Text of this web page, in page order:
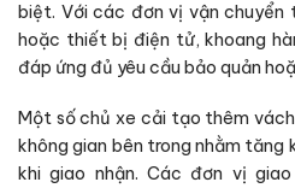
biệt. Với các đơn vị vận chuyển
hoặc thiết bị điện tử, khoang
đáp ứng đủ yêu cầu bảo quản
Một số chủ xe cải tạo thêm
không gian bên trong nhằm tăng
khi giao nhận. Các đơn vị